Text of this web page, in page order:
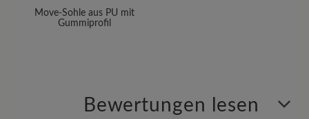
Move-Sohle aus PU mit
Gummiprofil
Bewertungen lesen